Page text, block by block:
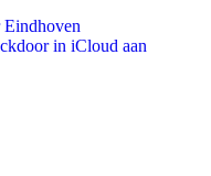
in iCloud aan